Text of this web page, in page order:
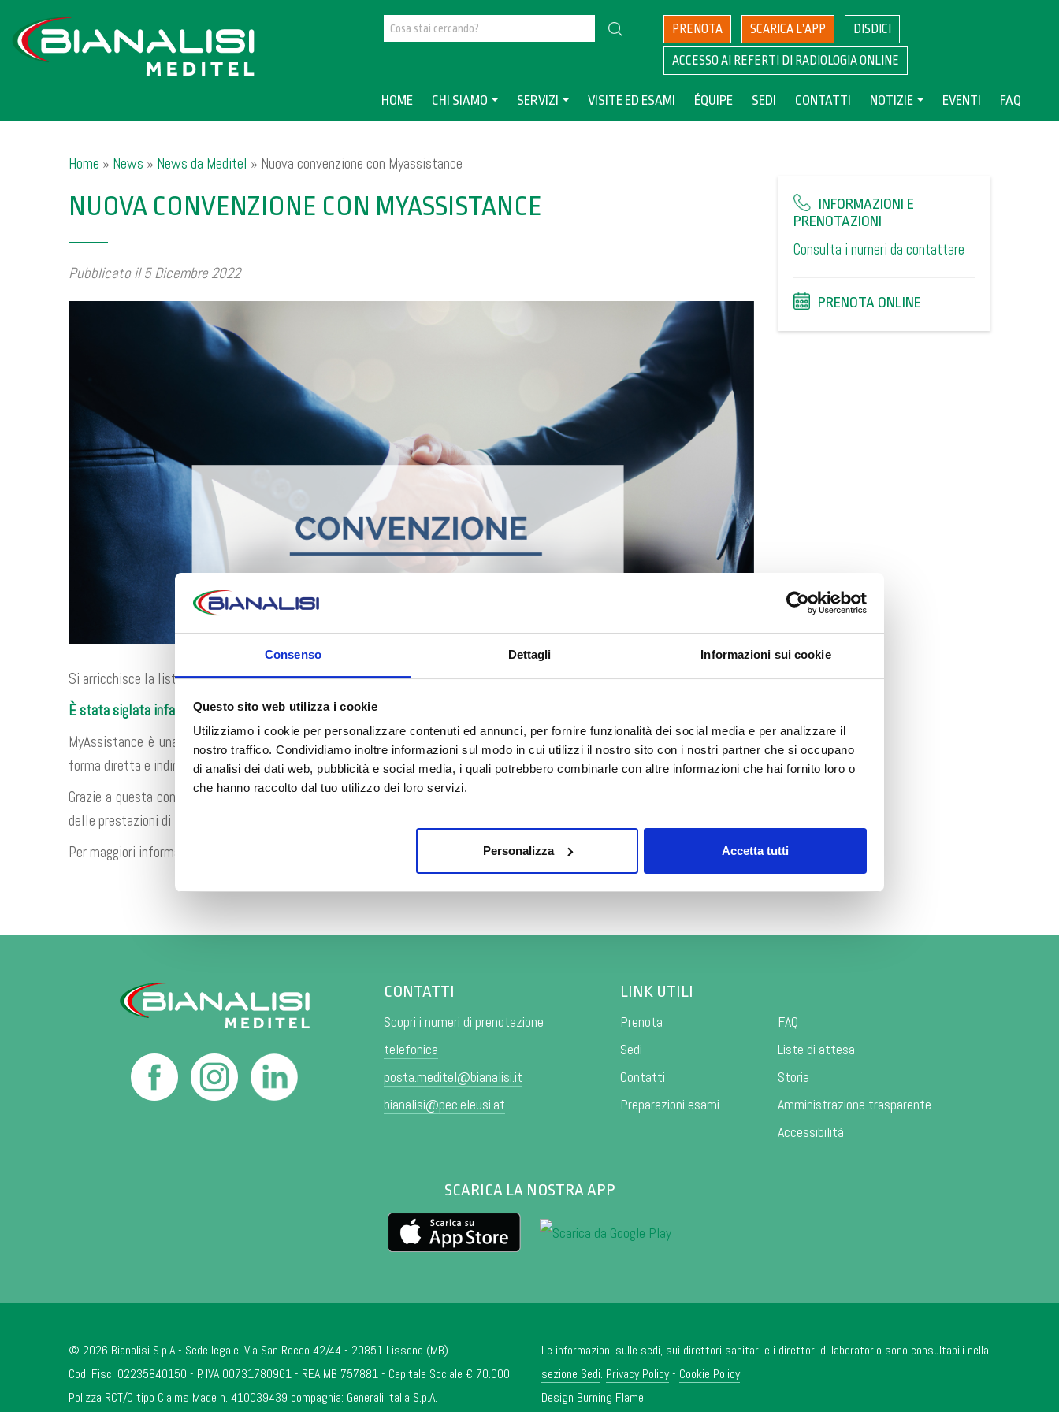
Consenso Dettagli Informazioni sui cookie
Questo sito web utilizza i cookie
Utilizziamo i cookie per personalizzare contenuti ed annunci, per fornire funzionalità dei social media e per analizzare il
nostro traffico. Condividiamo inoltre informazioni sul modo in cui utilizzi il nostro sito con i nostri partner che si occupano
di analisi dei dati web, pubblicità e social media, i quali potrebbero combinarle con altre informazioni che hai fornito loro o
che hanno raccolto dal tuo utilizzo dei loro servizi.
Personalizza Accetta tutti
PRENOTA SCARICA L’APP DISDICI
ACCESSO AI REFERTI DI RADIOLOGIA ONLINE
HOME CHI SIAMO SERVIZI VISITE ED ESAMI ÉQUIPE SEDI CONTATTI NOTIZIE EVENTI FAQ
Home » News » News da Meditel » Nuova convenzione con Myassistance
NUOVA CONVENZIONE CON MYASSISTANCE
Pubblicato il 5 Dicembre 2022
Si arricchisce la lista di realtà convenzionate con Meditel.
È stata siglata infatti nei giorni scorsi la convenzione tra Meditel e il Gruppo MyAssistance.
MyAssistance è una società di servizi che si occupa di welfare sanitario, assistenziale e gestione di sinistri assicurativi in
forma diretta e indiretta. Ad essa si è affiancata di recente anche AXA ITALIA.
Grazie a questa convenzione, i possessori di una polizza assicurativa con MyAssistance e Axa, potranno usufruire dei servizi e
delle prestazioni di Meditel, presso le sedi di Saronno e Rovellasca, a tariffe convenzionate.
Per maggiori informazioni è possibile consultare il sito
oppurel’App Myassistance.
INFORMAZIONI E
PRENOTAZIONI
Consulta i numeri da contattare
PRENOTA ONLINE
CONTATTI
Scopri i numeri di prenotazione
telefonica
posta.meditel@bianalisi.it
bianalisi@pec.eleusi.at
LINK UTILI
Prenota
Sedi
Contatti
Preparazioni esami
FAQ
Liste di attesa
Storia
Amministrazione trasparente
Accessibilità
SCARICA LA NOSTRA APP
© 2026 Bianalisi S.p.A - Sede legale: Via San Rocco 42/44 - 20851 Lissone (MB)
Cod. Fisc. 02235840150 - P. IVA 00731780961 - REA MB 757881 - Capitale Sociale € 70.000
Polizza RCT/O tipo Claims Made n. 410039439 compagnia: Generali Italia S.p.A.
Le informazioni sulle sedi, sui direttori sanitari e i direttori di laboratorio sono consultabili nella
sezione Sedi. Privacy Policy- Cookie Policy
Design Burning Flame